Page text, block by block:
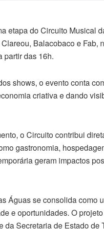
etapa do Circuito Musical
Balacobaco e Fab,
partir das 16h.
shows, o evento conta
criativa e dando
o Circuito contribui
gastronomia,
geram impactos
Águas se consolida como
e oportunidades. O
Secretaria de Estado de